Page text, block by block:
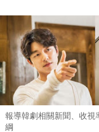
報導韓劇相關新聞、收視
綱